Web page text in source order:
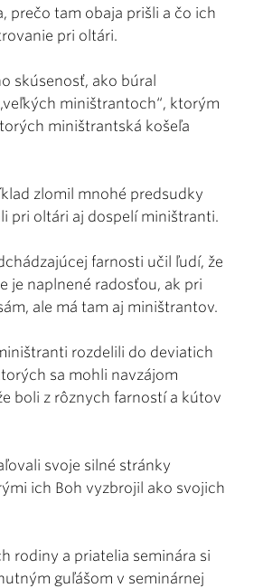
prečo tam obaja prišli a čo ich
pri oltári.
skúsenosť, ako búral
miništrantoch“, ktorým
miništrantská košeľa
zlomil mnohé predsudky
pri oltári aj dospelí miništranti.
farnosti učil ľudí, že
je naplnené radosťou, ak pri
ale má tam aj miništrantov.
rozdelili do deviatich
sa mohli navzájom
boli z rôznych farností a kútov
svoje silné stránky
ich Boh vyzbrojil ako svojich
rodiny a priatelia seminára si
guľášom v seminárnej